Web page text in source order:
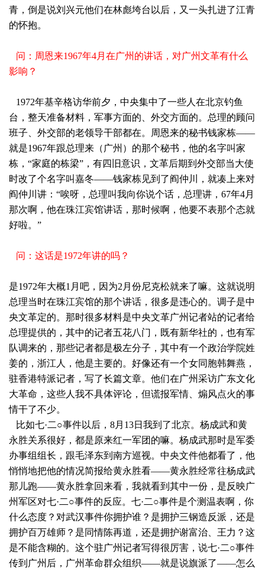
青，倒是说刘兴元他们在林彪垮台以后，又一头扎进了江青
的怀抱。
问：周恩来1967年4月在广州的讲话，对广州文革有什么
影响？
1972年基辛格访华前夕，中央集中了一些人在北京钓鱼
台，整天准备材料，军事方面的、外交方面的。总理的顾问
班子、外交部的老领导干部都在。周恩来的秘书钱家栋——
就是1967年跟总理来（广州）的那个秘书，他的名字叫家
栋，“家庭的栋梁”，有四旧意识，文革后期到外交部当大使
时改了个名字叫嘉冬——钱家栋见到了阎仲川，就凑上来对
阎仲川讲：“唉呀，总理叫我向你说个话，总理讲，67年4月
那次啊，他在珠江宾馆讲话，那时候啊，他要不表那个态就
好啦。”
问：这话是1972年讲的吗？
是1972年大概1月吧，因为2月份尼克松就来了嘛。这就说明
总理当时在珠江宾馆的那个讲话，很多是违心的。调子是中
央文革定的。那时很多材料是中央文革广州记者站的记者给
总理提供的，其中的记者五花八门，既有新华社的，也有军
队调来的，那些记者都是极左分子，其中有一个政治学院姓
姜的，浙江人，他是主要的。好像还有一个女同胞韩舞燕，
驻香港特派记者，写了长篇文章。他们在广州采访广东文化
大革命，这些人我不具体评论，但谎报军情、煽风点火的事
情干了不少。
比如七·二○事件以后，8月13日我到了北京。杨成武和黄
永胜关系很好，都是原来红一军团的嘛。杨成武那时是军委
办事组组长，跟毛泽东到南方巡视。中央文件他都看了，他
悄悄地把他的情况简报给黄永胜看——黄永胜经常往杨成武
那儿跑——黄永胜拿回来看，我就看到其中一份，是反映广
州军区对七·二○事件的反应。七·二○事件是个测温表啊，你
什么态度？对武汉事件你拥护谁？是拥护三钢造反派，还是
拥护百万雄师？是同情陈再道，还是拥护谢富治、王力？这
是不能含糊的。这个驻广州记者写得很厉害，说七·二○事件
传到广州后，广州革命群众组织——就是说旗派了——怎么